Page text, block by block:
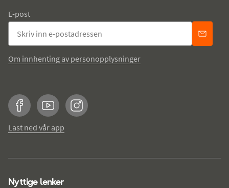
E-post
Om innhenting av personopplysninger
FacebookYouTubeInstagram
Last ned vår app
Nyttige lenker